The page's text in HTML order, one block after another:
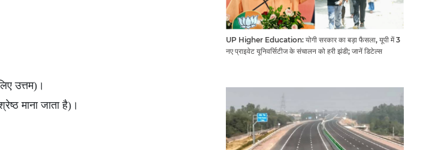
उत्तम)।
माना जाता है)।
UP Higher Education: योगी सरकार का बड़ा फैसला, यूपी में 3
नए प्राइवेट यूनिवर्सिटीज के संचालन को हरी झंडी; जानें डिटेल्स